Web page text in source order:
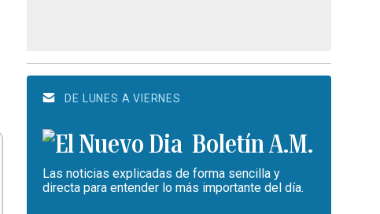
DE LUNES A VIERNES
Boletín A.M.
Las noticias explicadas de forma sencilla y
directa para entender lo más importante del día.